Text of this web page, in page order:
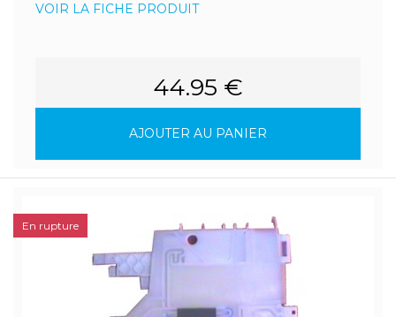
VOIR LA FICHE PRODUIT
44.95 €
AJOUTER AU PANIER
En rupture